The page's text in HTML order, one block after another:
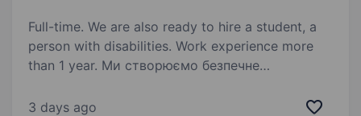
Full-time. We are also ready to hire a student, a
person with disabilities. Work experience more
than 1 year. Ми створюємо безпечне
працівник відчуває захищеність, а технологічні
3 days ago